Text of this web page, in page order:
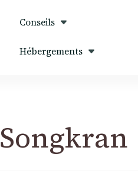
Conseils
Hébergements
Songkran